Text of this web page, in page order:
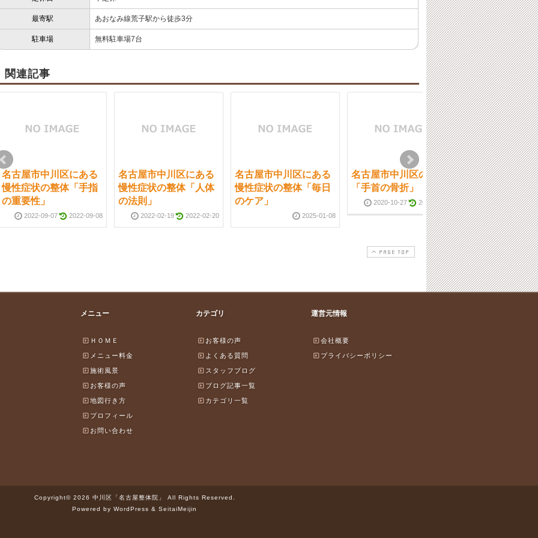
最寄駅 あおなみ線荒子駅から徒歩3分
駐車場 無料駐車場7台
関連記事
名古屋市中川区にある
慢性症状の整体「手指
の重要性」
2022-09-07 2022-09-08
名古屋市中川区にある
慢性症状の整体「人体
の法則」
2022-02-19 2022-02-20
名古屋市中川区にある
慢性症状の整体「毎日
のケア」
2025-01-08
名古屋市中川区の整体
「手首の骨折」
2020-10-27 2020-10-28
名古屋市中川区
慢性症状の整体
神経の症状」
2023-09-28
PAGE TOP
メニュー
ＨＯＭＥ
メニュー料金
施術風景
お客様の声
地図行き方
プロフィール
お問い合わせ
カテゴリ
お客様の声
よくある質問
スタッフブログ
ブログ記事一覧
カテゴリ一覧
運営元情報
会社概要
プライバシーポリシー
Copyright© 2026 中川区「名古屋整体院」 All Rights Reserved.
Powered by WordPress & SeitaiMeijin